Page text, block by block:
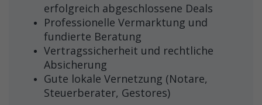
erfolgreich abgeschlossene Deals
Professionelle Vermarktung und
fundierte Beratung
Vertragssicherheit und rechtliche
Absicherung
Gute lokale Vernetzung (Notare,
Steuerberater, Gestores)